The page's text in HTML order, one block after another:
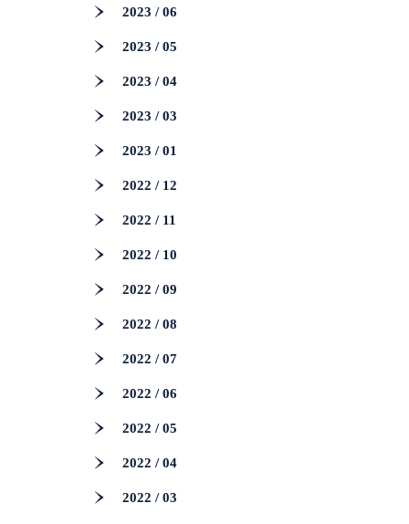
2023 / 06
2023 / 05
2023 / 04
2023 / 03
2023 / 01
2022 / 12
2022 / 11
2022 / 10
2022 / 09
2022 / 08
2022 / 07
2022 / 06
2022 / 05
2022 / 04
2022 / 03